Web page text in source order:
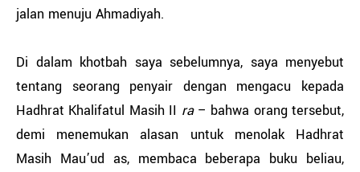
jalan menuju Ahmadiyah.
Di dalam khotbah saya sebelumnya, saya menyebut
tentang seorang penyair dengan mengacu kepada
Hadhrat Khalifatul Masih II ra – bahwa orang tersebut,
demi menemukan alasan untuk menolak Hadhrat
Masih Mau’ud as, membaca beberapa buku beliau,